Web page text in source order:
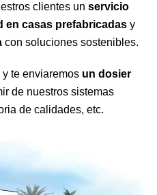
clientes un servicio
en casas prefabricadas y
con soluciones sostenibles.
te enviaremos un dosier
de nuestros sistemas
de calidades, etc.